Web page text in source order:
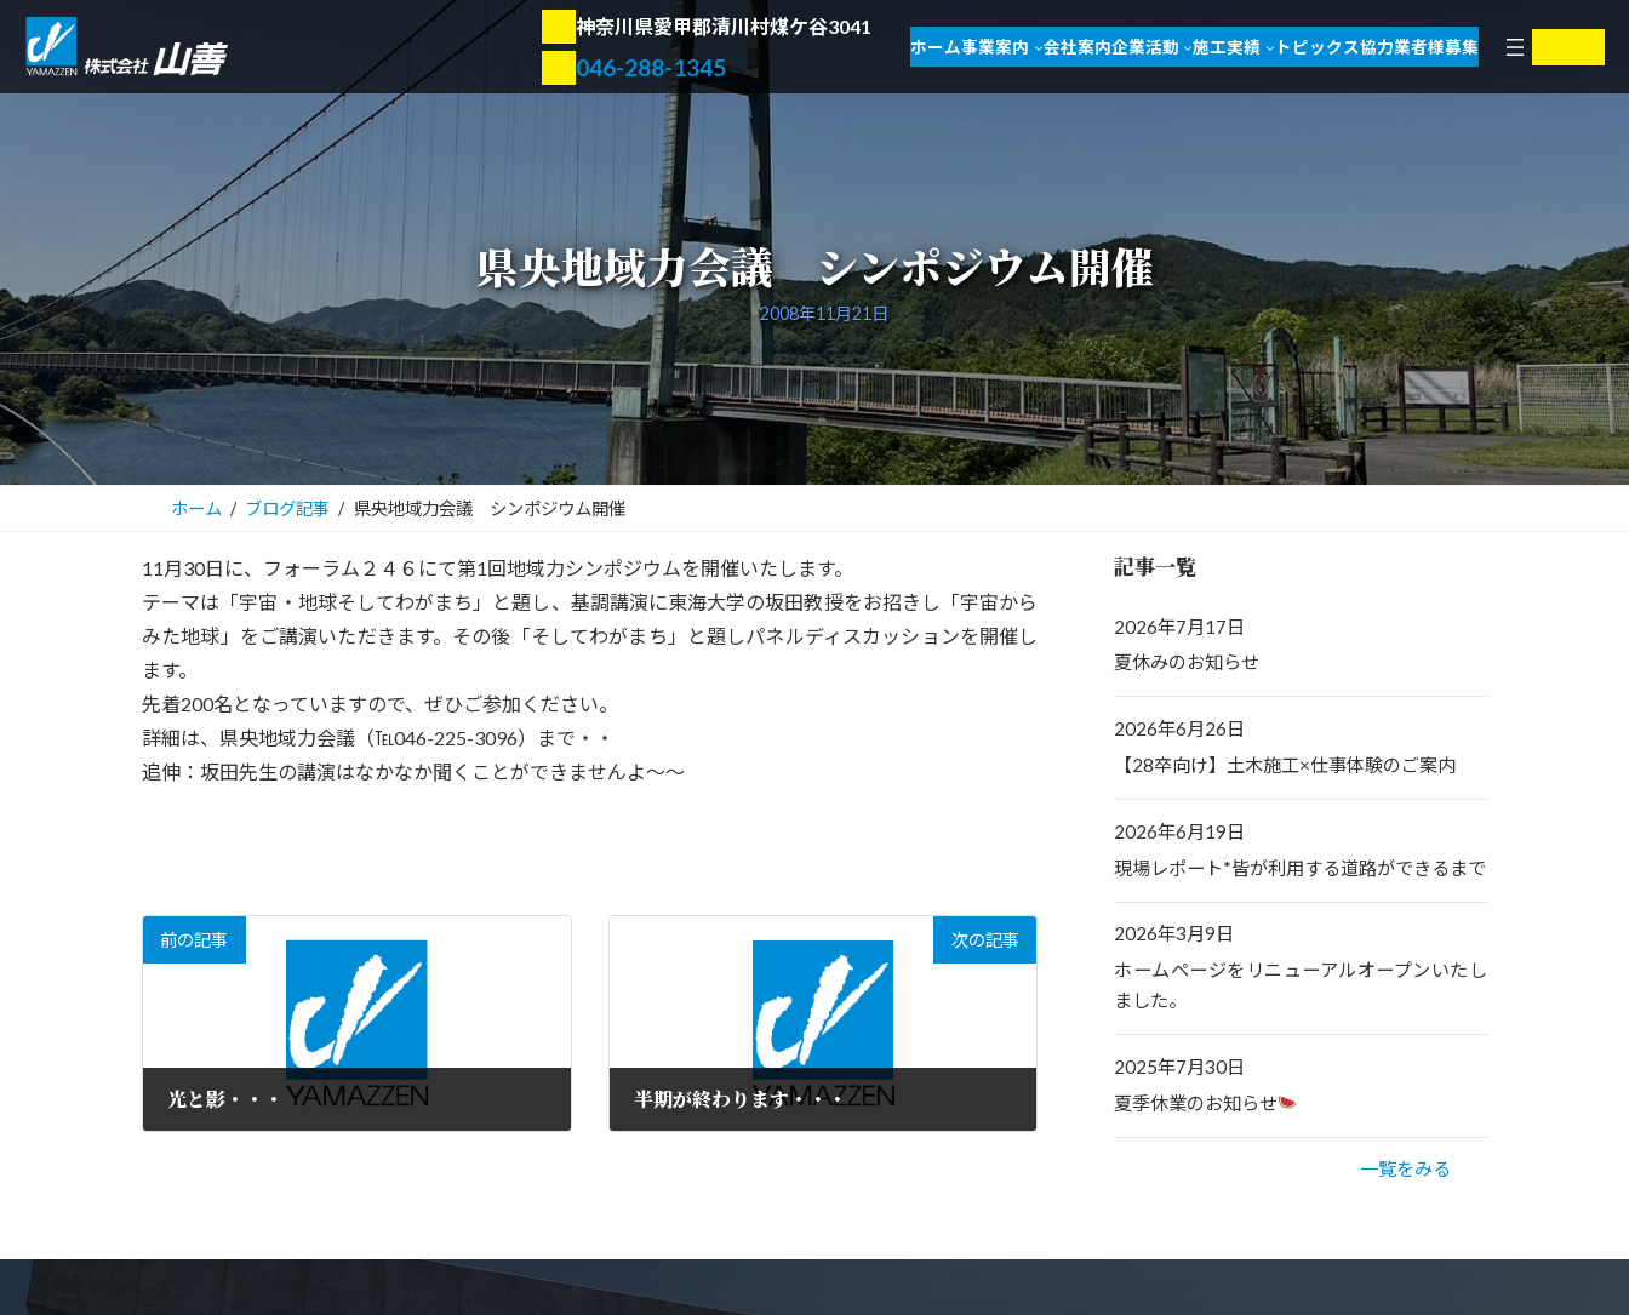
ッ
プ
移
動
神奈川県愛甲郡清川村煤ケ谷3041
046-288-1345
ホーム事業案内 会社案内企業活動 施工実績 トピックス協力業者様募集
ア
ン
ア
ン
県央地域力会議 シンポジウム開催
2008年11月21日
ホーム ブログ記事 県央地域力会議 シンポジウム開催
11月30日に、フォーラム２４６にて第1回地域力シンポジウムを開催いたします。
テーマは「宇宙・地球そしてわがまち」と題し、基調講演に東海大学の坂田教授をお招きし「宇宙から
みた地球」をご講演いただきます。その後「そしてわがまち」と題しパネルディスカッションを開催し
ます。
先着200名となっていますので、ぜひご参加ください。
詳細は、県央地域力会議（℡046-225-3096）まで・・
追伸：坂田先生の講演はなかなか聞くことができませんよ～～
前の記事
光と影・・・
次の記事
半期が終わります・・・
記事一覧
2026年7月17日
夏休みのお知らせ
2026年6月26日
【28卒向け】土木施工×仕事体験のご案内
2026年6月19日
現場レポート*皆が利用する道路ができるまで
2026年3月9日
ホームページをリニューアルオープンいたし
ました。
2025年7月30日
夏季休業のお知らせ
一覧をみる